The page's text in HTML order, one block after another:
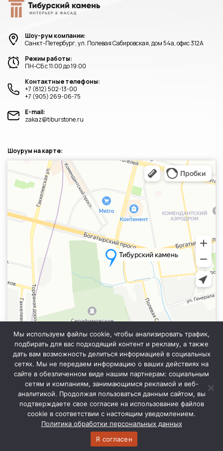
Мы используем файлы cookie, чтобы анализировать трафик,
подбирать для вас подходящий контент и рекламу, а также
дать вам возможность делиться информацией в социальных
сетях. Мы не передаем информацию о ваших действиях на
сайте в обезличенном виде нашим партнерам: социальным
сетям и компаниям, занимающимся рекламой и веб-
аналитикой. Продолжая пользоваться данным сайтом, вы
подтверждаете свое согласие на использование файлов
cookie в соответствии с настоящим уведомлением.
Политика обработки персональных данных
Я согласен
Шоу-рум компании:
Санкт-Петербург, ул. Полевая Сабировская, дом 54а, офис 312А
Режим работы:
ПН-СБ с 11:00 до 19:00
Контактные телефоны:
+7 (812) 502-13-00
+7 (905) 269-06-75
E-mail:
zakaz@tiburstone.ru
Шоурум на карте:
Санкт‑Петербург
Яндекс.Карты — транспорт, навигация, поиск мест
Информация на сайте не является публичной офертой. Уточняйте
точную стоимость у менеджера отдела продаж.
© 2021 Тибурский Камень
Разработка сайтаProtekStudio